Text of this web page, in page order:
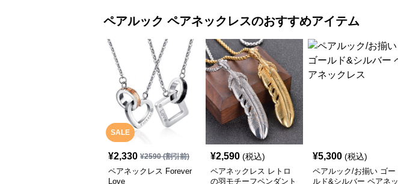
ペアルック ペアネックレスのおすすめアイテム
SALE
¥2,330 ¥2590(割引前)
ペアネックレス Forever
Love
¥2,590 (税込)
ペアネックレス レトロ
の羽モチーフペンダント
¥5,300 (税込)
ペアルック/お揃い ゴー
ルド&シルバー ペアネッ